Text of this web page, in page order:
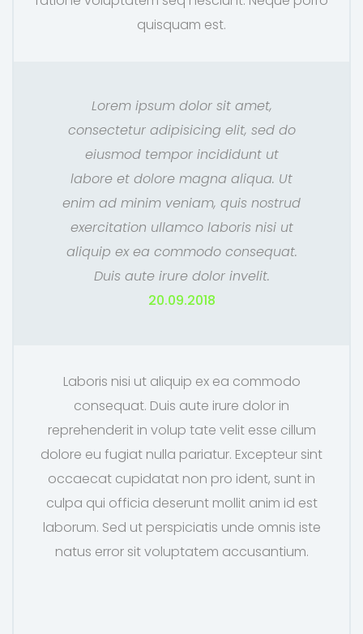
quisquam est.
Lorem ipsum dolor sit amet,
consectetur adipisicing elit, sed do
eiusmod tempor incididunt ut
labore et dolore magna aliqua. Ut
enim ad minim veniam, quis nostrud
exercitation ullamco laboris nisi ut
aliquip ex ea commodo consequat.
Duis aute irure dolor invelit.
20.09.2018
Laboris nisi ut aliquip ex ea commodo
consequat. Duis aute irure dolor in
reprehenderit in volup tate velit esse cillum
dolore eu fugiat nulla pariatur. Excepteur sint
occaecat cupidatat non pro ident, sunt in
culpa qui officia deserunt mollit anim id est
laborum. Sed ut perspiciatis unde omnis iste
natus error sit voluptatem accusantium.